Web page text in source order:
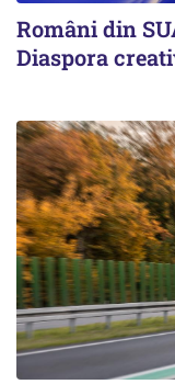
Români din
Diaspora